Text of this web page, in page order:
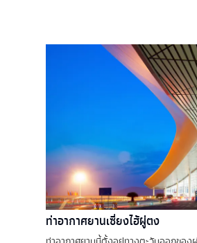
ท่าอากาศยานเซี่ยงไฮ้ผู่ตง